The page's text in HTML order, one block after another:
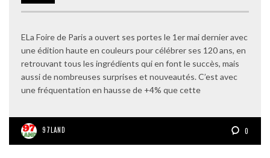
ELa Foire de Paris a ouvert ses portes le 1er mai dernier avec
une édition haute en couleurs pour célébrer ses 120 ans, en
retrouvant tous les ingrédients qui en font le succès, mais
aussi de nombreuses surprises et nouveautés. C’est avec
une fréquentation en hausse de +4% que cette
97LAND 0